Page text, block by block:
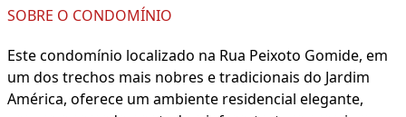
SOBRE O CONDOMÍNIO
Este condomínio localizado na Rua Peixoto Gomide, em
um dos trechos mais nobres e tradicionais do Jardim
América, oferece um ambiente residencial elegante,